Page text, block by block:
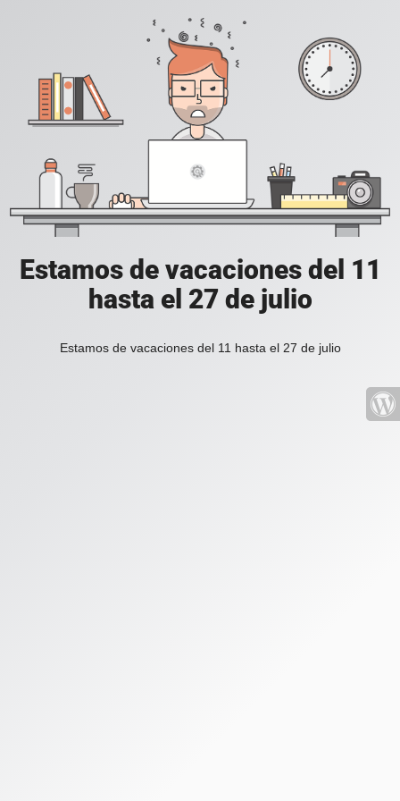
Estamos de vacaciones del 11
hasta el 27 de julio
Estamos de vacaciones del 11 hasta el 27 de julio